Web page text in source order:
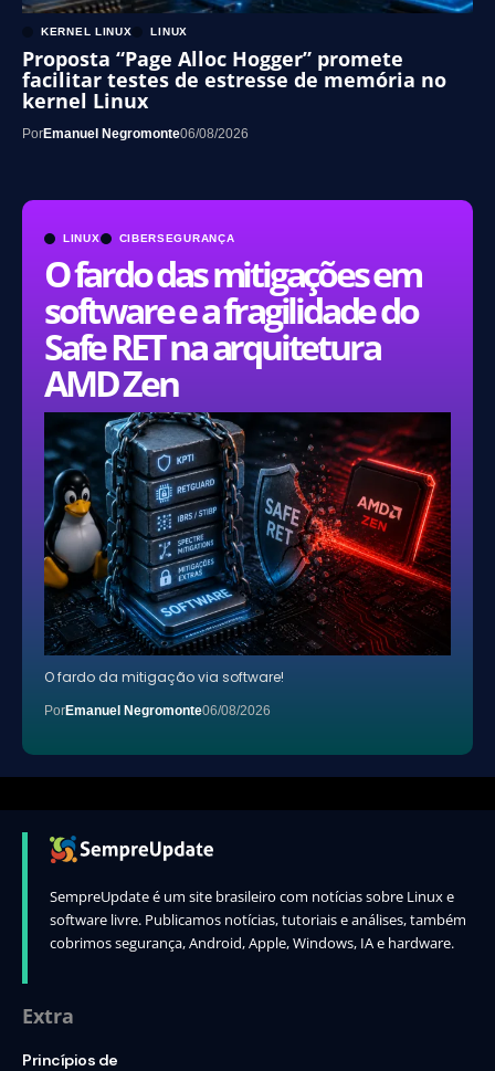
LINUX CIBERSEGURANÇA
O fardo das mitigações em
software e a fragilidade do
Safe RET na arquitetura
AMD Zen
O fardo da mitigação via software!
PorEmanuel Negromonte06/08/2026
KERNEL LINUX LINUX
Proposta “Page Alloc Hogger” promete
facilitar testes de estresse de memória no
kernel Linux
PorEmanuel Negromonte06/08/2026
SempreUpdate é um site brasileiro com notícias sobre Linux e
software livre. Publicamos notícias, tutoriais e análises, também
cobrimos segurança, Android, Apple, Windows, IA e hardware.
Extra
Princípios de